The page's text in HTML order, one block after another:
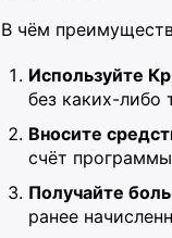
В чём
Используйте
без каких-либо
Вносите
счёт
Получайте
ранее